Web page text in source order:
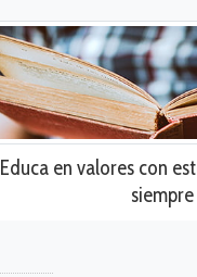
Educa en valores con
siempre